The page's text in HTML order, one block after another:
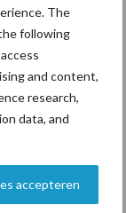
The
following
and content,
research,
data, and
accepteren
niet anders:
‘De stress is
vinden. En
als het bedrijf,
volledig in